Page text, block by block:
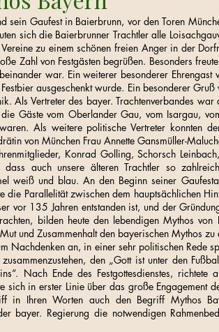
Gaufest in Baierbrunn, vor den Toren
sich die Baierbrunner Trachtler alle
zu einem schönen freien Anger in der
Zahl von Festgästen begrüßen. Besonders
war. Ein weiterer besonderer
ausgeschenkt wurde. Ein besonderer
Als Vertreter des bayer. Trachtenverbandes
Gäste vom Oberlander Gau, vom Isargau,
Als weitere politische Vertreter konnten
von München Frau Annette Gansmüller-
Konrad Golling, Schorsch
auch unsere älteren Trachtler so
weiß und blau. An den Beginn seiner
die Parallelität zwischen dem hauptsächlichen
vor 135 Jahren entstanden ist, und der
bilden heute den lebendigen Mythos
und Zusammenhalt den bayerischen Mythos zu
Nachdenken an, in einer sehr politischen Rede
den „Gott ist unter den
Nach Ende des Festgottesdienstes,
sich in erster Linie über das große Engagement
in Ihren Worten auch den Begriff Mythos
bayer. Regierung die notwendigen